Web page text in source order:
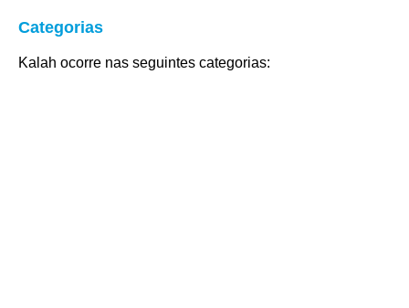
Categorias
Kalah ocorre nas seguintes categorias: